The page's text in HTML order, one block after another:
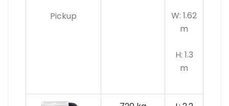
Pickup
W: 1.62
m
H: 1.3
m